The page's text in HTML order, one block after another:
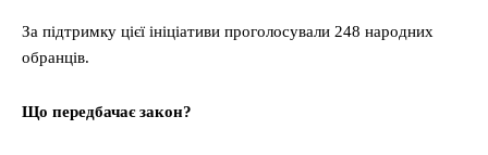
За підтримку цієї ініціативи проголосували 248 народних
обранців.
Що передбачає закон?